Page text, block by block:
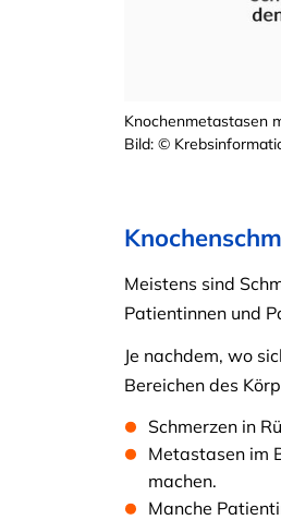
Knochenmetastasen
Bild: ©
Meistens sind
Patientinnen und
Je nachdem, wo
Bereichen des
Schmerzen in
Metastasen im
machen.
Manche